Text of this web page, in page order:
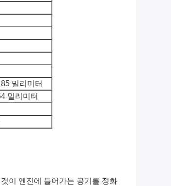
밀리미터
밀리미터
이 엔진에 들어가는 공기를 정화